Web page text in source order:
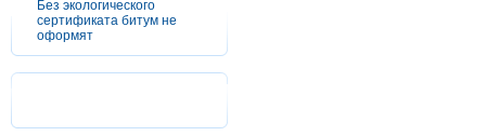
Без экологического
сертификата битум не
оформят